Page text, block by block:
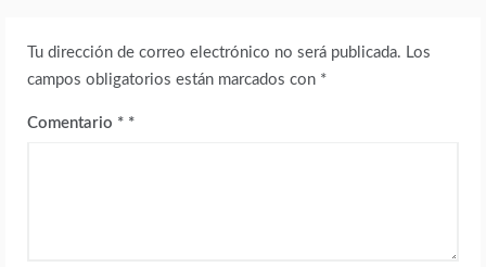
Tu dirección de correo electrónico no será publicada. Los
campos obligatorios están marcados con *
Comentario *